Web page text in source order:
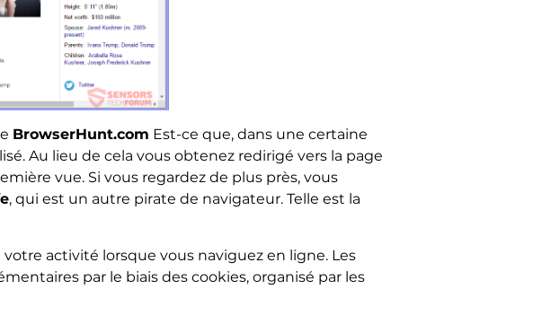
BrowserHunt.com Est-ce que, dans une certaine
Au lieu de cela vous obtenez redirigé vers la page
vue. Si vous regardez de plus près, vous
, qui est un autre pirate de navigateur. Telle est la
activité lorsque vous naviguez en ligne. Les
par le biais des cookies, organisé par les